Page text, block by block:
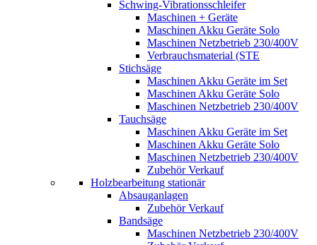
Schwing-Vibrationsschleifer
Maschinen + Geräte
Maschinen Akku Geräte Solo
Maschinen Netzbetrieb 230/400V
Verbrauchsmaterial (STE
Stichsäge
Maschinen Akku Geräte im Set
Maschinen Akku Geräte Solo
Maschinen Netzbetrieb 230/400V
Tauchsäge
Maschinen Akku Geräte im Set
Maschinen Akku Geräte Solo
Maschinen Netzbetrieb 230/400V
Zubehör Verkauf
Holzbearbeitung stationär
Absauganlagen
Zubehör Verkauf
Bandsäge
Maschinen Netzbetrieb 230/400V